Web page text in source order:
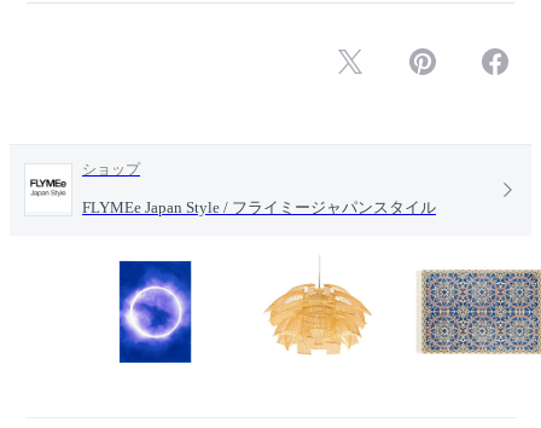
ショップ
FLYMEe Japan Style / フライミージャパンスタイル